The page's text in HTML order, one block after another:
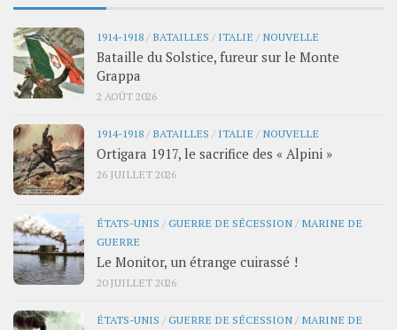
1914-1918 / BATAILLES / ITALIE / NOUVELLE
Bataille du Solstice, fureur sur le Monte
Grappa
2 AOÛT 2026
1914-1918 / BATAILLES / ITALIE / NOUVELLE
Ortigara 1917, le sacrifice des « Alpini »
26 JUILLET 2026
ÉTATS-UNIS /GUERRE DE SÉCESSION / MARINE DE
GUERRE
Le Monitor, un étrange cuirassé !
20 JUILLET 2026
ÉTATS-UNIS /GUERRE DE SÉCESSION / MARINE DE